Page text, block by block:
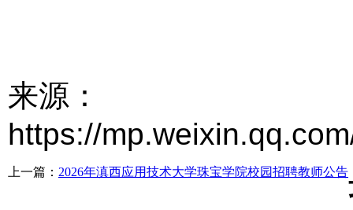
来源：
https://
上一篇： 2026年滇西应用技术大学珠宝学院校园招聘教师公告